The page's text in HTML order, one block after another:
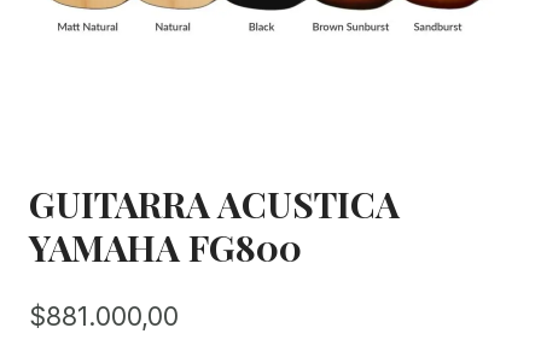
GUITARRA ACUSTICA
YAMAHA FG800
$881.000,00